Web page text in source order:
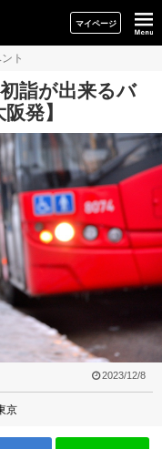
マイページ
ト
詣が出来るバ
発】
2023/12/8
京